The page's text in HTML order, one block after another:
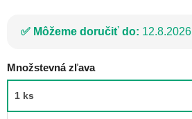
Môžeme doručiť do: 12.8.2026
Množstevná zľava
1 ks